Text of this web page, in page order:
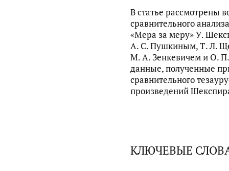
В статье рассмотрены
сравнительного
«Мера за меру» У.
А. С. Пушкиным, Т. Л.
М. А. Зенкевичем и О.
данные, полученные
сравнительного
произведений
КЛЮЧЕВЫЕ